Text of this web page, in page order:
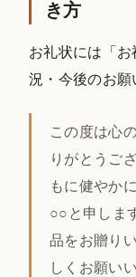
き方
お礼状には「
況・今後のお願
この度は心
りがとうご
もに健やか
○○と申しま
品をお贈り
しくお願い